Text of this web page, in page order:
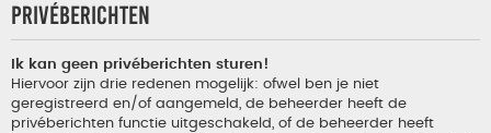
Privéberichten
Ik kan geen privéberichten sturen!
Hiervoor zijn drie redenen mogelijk: ofwel ben je niet
geregistreerd en/of aangemeld, de beheerder heeft de
privéberichten functie uitgeschakeld, of de beheerder heeft